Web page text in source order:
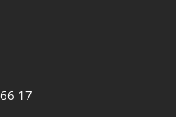
17